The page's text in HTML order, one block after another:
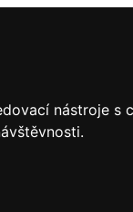
nástroje